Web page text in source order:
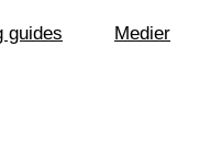
guides Medier